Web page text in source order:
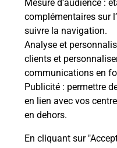
Mesure d’audience :
complémentaires sur
suivre la navigation.
Analyse et
clients et
communications en
Publicité : permettre
en lien avec vos
en dehors.
En cliquant sur
Boîte aux lettres
Collecte du
Cite De Ty Bodel
29300 Mellac
Le lien s'ouvre dans un